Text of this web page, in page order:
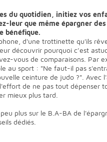
du quotidien, initiez vos
leur que même épargner
bénéfique.
d'une trottinette qu'ils
découvrir pourquoi c’est
vous de comparaisons. Par
au sport : "Ne faut-il pas
ceinture de judo ?". Avec
de ne pas tout dépenser
mieux plus tard.
plus sur le B.A-BA de
dédiés.